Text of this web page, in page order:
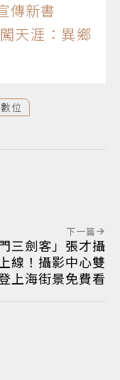
傳新書
天涯：異鄉
數位
下一篇
門三劍客」張才攝
線！攝影中心雙
上海街景免費看